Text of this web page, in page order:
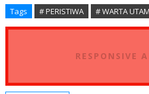
Tags # PERISTIWA # WARTA
RESPONSIVE